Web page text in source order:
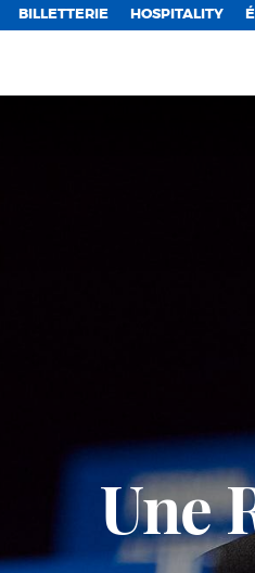
BILLETTERIE HOSPITALITY
Une